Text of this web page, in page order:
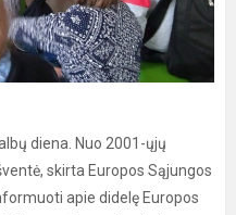
diena. Nuo 2001-ųjų
skirta Europos Sąjungos
apie didelę Europos